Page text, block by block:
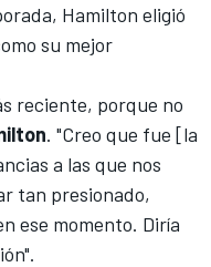
Hamilton eligió
su mejor
reciente, porque no
. "Creo que fue [la
a las que nos
tan presionado,
ese momento. Diría